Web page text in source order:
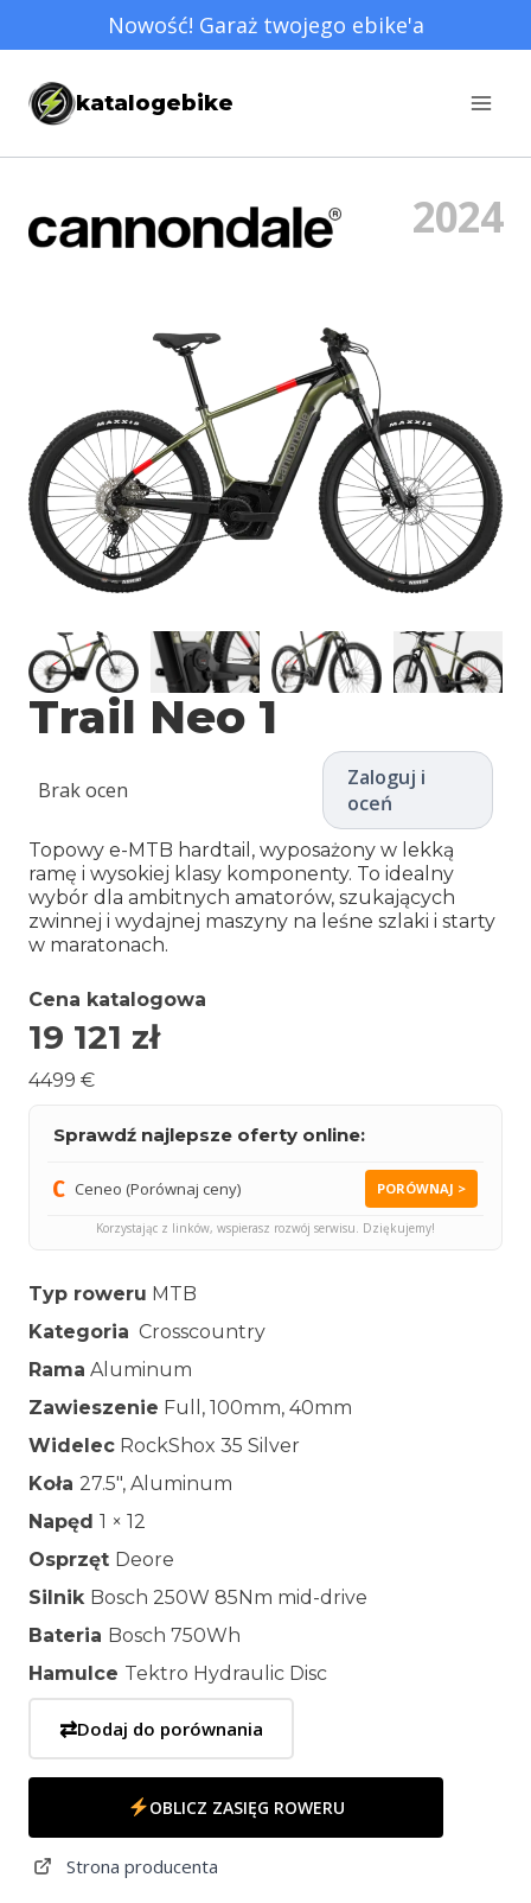
do
treści
Nowość! Garaż twojego ebike'a
katalogebike
2024
Trail Neo 1
Brak ocen
Zaloguj i
oceń
Topowy e-MTB hardtail, wyposażony w lekką
ramę i wysokiej klasy komponenty. To idealny
wybór dla ambitnych amatorów, szukających
zwinnej i wydajnej maszyny na leśne szlaki i starty
w maratonach.
Cena katalogowa
19 121 zł
4499 €
Sprawdź najlepsze oferty online:
Ceneo (Porównaj ceny) PORÓWNAJ >
Korzystając z linków, wspierasz rozwój serwisu. Dziękujemy!
Typ roweru MTB
Kategoria Crosscountry
Rama Aluminum
Zawieszenie Full, 100mm, 40mm
Widelec RockShox 35 Silver
Koła 27.5″, Aluminum
Napęd 1 × 12
Osprzęt Deore
Silnik Bosch 250W 85Nm mid-drive
Bateria Bosch 750Wh
Hamulce Tektro Hydraulic Disc
⇄Dodaj do porównania
OBLICZ ZASIĘG ROWERU
Strona producenta